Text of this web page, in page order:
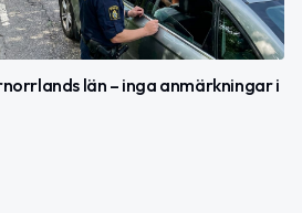
län – inga anmärkningar i